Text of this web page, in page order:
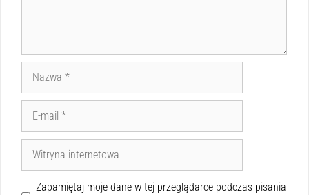
Zapamiętaj moje dane w tej przeglądarce podczas pisania